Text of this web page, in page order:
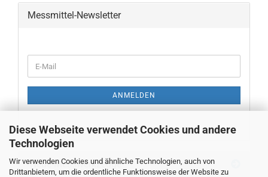
Diese Webseite verwendet Cookies und andere
Technologien
Wir verwenden Cookies und ähnliche Technologien, auch von
Drittanbietern, um die ordentliche Funktionsweise der Website zu
Messmittel-Newsletter
ZUR
E-
Mail
ANMELDEN
Neue Messwerkzeuge